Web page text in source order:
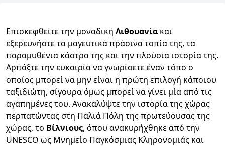
Επισκεφθείτε την μοναδική Λιθουανία και
εξερευνήστε τα μαγευτικά πράσινα τοπία της, τα
παραμυθένια κάστρα της και την πλούσια ιστορία της.
Αρπάξτε την ευκαιρία να γνωρίσετε έναν τόπο ο
οποίος μπορεί να μην είναι η πρώτη επιλογή κάποιου
ταξιδιώτη, σίγουρα όμως μπορεί να γίνει μία από τις
αγαπημένες του. Ανακαλύψτε την ιστορία της χώρας
περπατώντας στη Παλιά Πόλη της πρωτεύουσας της
χώρας, το Βίλνιους, όπου ανακυρήχθηκε από την
UNESCO ως Μνημείο Παγκόσμιας Κληρονομιάς και